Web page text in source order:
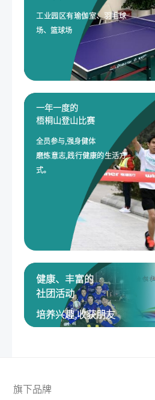
工业园区有瑜伽室、羽毛球
场、篮球场
一年一度的
梧桐山登山比赛
全员参与,强身健体
磨炼意志,践行健康的生活方
式。
健康、丰富的
社团活动
培养兴趣,收获朋友
旗下品牌